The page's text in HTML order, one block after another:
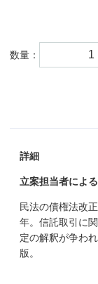
数量：
詳細
立案担当者によ
民法の債権法改
年。信託取引に
定の解釈が争わ
版。